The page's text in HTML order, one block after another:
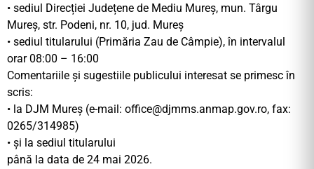
• sediul Direcției Județene de Mediu Mureș, mun. Târgu
Mureș, str. Podeni, nr. 10, jud. Mureș
• sediul titularului (Primăria Zau de Câmpie), în intervalul
orar 08:00 – 16:00
Comentariile și sugestiile publicului interesat se primesc în
scris:
• la DJM Mureș (e-mail: office@djmms.anmap.gov.ro, fax:
0265/314985)
• și la sediul titularului
până la data de 24 mai 2026.